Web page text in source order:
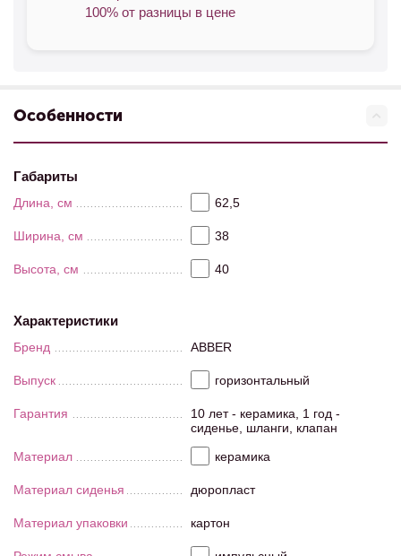
100% от разницы в цене
Особенности
Габариты
Длина, см 62,5
Ширина, см 38
Высота, см 40
Характеристики
Бренд ABBER
Выпуск горизонтальный
Гарантия
10 лет - керамика, 1 год -
сиденье, шланги, клапан
Материал
керамика
Материал сиденья дюропласт
Материал упаковки картон